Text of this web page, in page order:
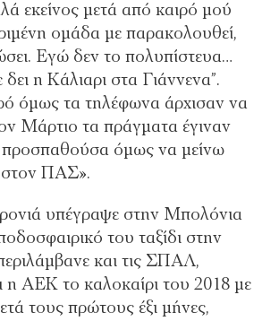
εκείνος μετά από καιρό μού
ομάδα με παρακολουθεί,
Εγώ δεν το πολυπίστευα…
η Κάλιαρι στα Γιάννενα”.
όμως τα τηλέφωνα άρχισαν να
Μάρτιο τα πράγματα έγιναν
όμως να μείνω
στον ΠΑΣ».
υπέγραψε στην Μπολόνια
του ταξίδι στην
και τις ΣΠΑΛ,
η ΑΕΚ το καλοκαίρι του 2018 με
τους πρώτους έξι μήνες,